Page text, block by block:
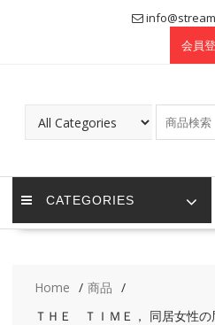
会員
CATEGORIES
Home
商品
ＴＨＥ ＴＩＭＥ， 同居女性